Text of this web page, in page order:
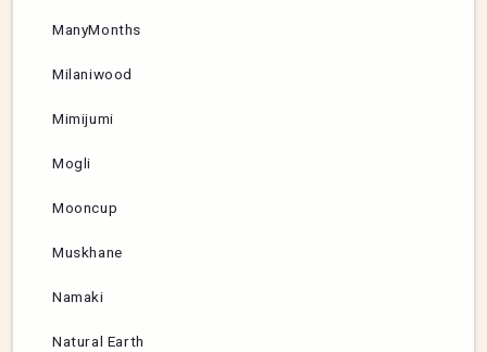
ManyMonths
Milaniwood
Mimijumi
Mogli
Mooncup
Muskhane
Namaki
Natural Earth